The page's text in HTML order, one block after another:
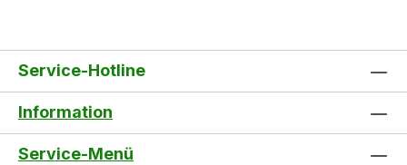
Service-Hotline
Information
Service-Menü